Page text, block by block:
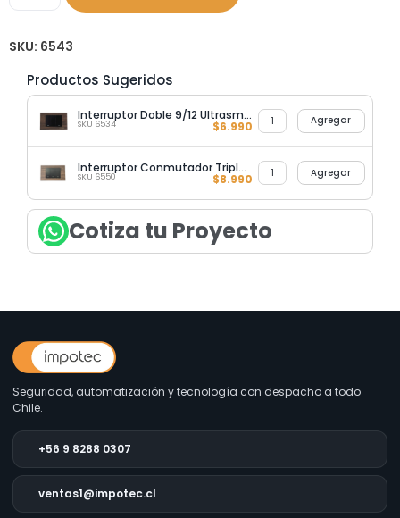
SKU: 6543
Productos Sugeridos
Interruptor Doble 9/12 Ultrasmart Wood
SKU 6534 $6.990 Agregar
Interruptor Conmutador Triple 9/24 Ultrasmart Wood
SKU 6550 $8.990 Agregar
Cotiza tu Proyecto
Seguridad, automatización y tecnología con despacho a todo
Chile.
+56 9 8288 0307
ventas1@impotec.cl